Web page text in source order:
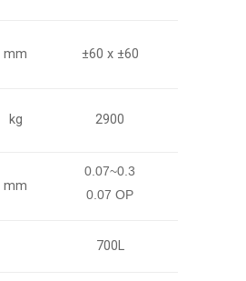
mm ±60 x ±60
kg 2900
mm
0.07~0.3
0.07 OP
700L